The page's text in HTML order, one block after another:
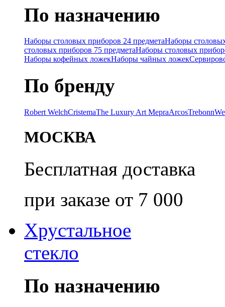
По назначению
Наборы столовых приборов 24 предметаНаборы
столовых приборов 75 предметаНаборы столовых
Наборы кофейных ложекНаборы чайных ложек
По бренду
Robert WelchCristemaThe Luxury Art MepraArcosTrebonn
МОСКВА
Бесплатная доставка
при заказе от 7 000
Хрустальное
стекло
По назначению